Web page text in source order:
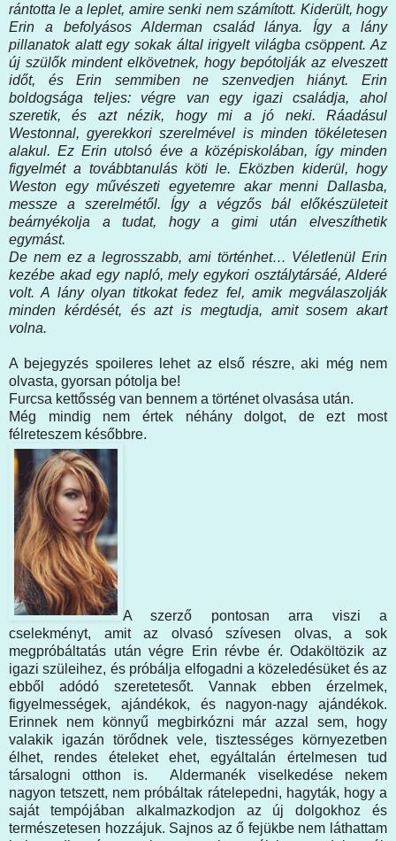
rántotta le a leplet, amire senki nem számított. Kiderült, hogy
Erin a befolyásos Alderman család lánya. Így a lány
pillanatok alatt egy sokak által irigyelt világba csöppent. Az
új szülők mindent elkövetnek, hogy bepótolják az elveszett
időt, és Erin semmiben ne szenvedjen hiányt. Erin
boldogsága teljes: végre van egy igazi családja, ahol
szeretik, és azt nézik, hogy mi a jó neki. Ráadásul
Westonnal, gyerekkori szerelmével is minden tökéletesen
alakul. Ez Erin utolsó éve a középiskolában, így minden
figyelmét a továbbtanulás köti le. Eközben kiderül, hogy
Weston egy művészeti egyetemre akar menni Dallasba,
messze a szerelmétől. Így a végzős bál előkészületeit
beárnyékolja a tudat, hogy a gimi után elveszíthetik
egymást.
De nem ez a legrosszabb, ami történhet… Véletlenül Erin
kezébe akad egy napló, mely egykori osztálytársáé, Alderé
volt. A lány olyan titkokat fedez fel, amik megválaszolják
minden kérdését, és azt is megtudja, amit sosem akart
volna.
A bejegyzés spoileres lehet az első részre, aki még nem
olvasta, gyorsan pótolja be!
Furcsa kettősség van bennem a történet olvasása után.
Még mindig nem értek néhány dolgot, de ezt most
félreteszem későbbre.
A szerző pontosan arra viszi a
cselekményt, amit az olvasó szívesen olvas, a sok
megpróbáltatás után végre Erin révbe ér. Odaköltözik az
igazi szüleihez, és próbálja elfogadni a közeledésüket és az
ebből adódó szeretetesőt. Vannak ebben érzelmek,
figyelmességek, ajándékok, és nagyon-nagy ajándékok.
Erinnek nem könnyű megbirkózni már azzal sem, hogy
valakik igazán törődnek vele, tisztességes környezetben
élhet, rendes ételeket ehet, egyáltalán értelmesen tud
társalogni otthon is. Aldermanék viselkedése nekem
nagyon tetszett, nem próbáltak rátelepedni, hagyták, hogy a
saját tempójában alkalmazkodjon az új dolgokhoz és
természetesen hozzájuk. Sajnos az ő fejükbe nem láthattam